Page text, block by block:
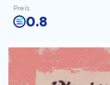
Preis
0.8